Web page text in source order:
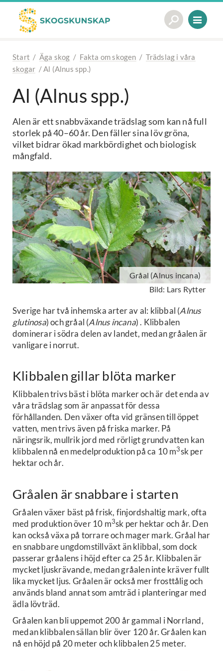
Start / Äga skog / Fakta om skogen / Trädslag i våra
skogar /Al (Alnus spp.)
Al (Alnus spp.)
Alen är ett snabbväxande trädslag som kan nå full
storlek på 40–60 år. Den fäller sina löv gröna,
vilket bidrar ökad markbördighet och biologisk
mångfald.
Gråal (Alnus incana)
Bild: Lars Rytter
Sverige har två inhemska arter av al: klibbal (Alnus
glutinosa) och gråal (Alnus incana) . Klibbalen
dominerar i södra delen av landet, medan gråalen är
vanligare i norrut.
Klibbalen gillar blöta marker
Klibbalen trivs bäst i blöta marker och är det enda av
våra trädslag som är anpassat för dessa
förhållanden. Den växer ofta vid gränsen till öppet
vatten, men trivs även på friska marker. På
näringsrik, mullrik jord med rörligt grundvatten kan
klibbalen nå en medelproduktion på ca 10 m3sk per
hektar och år.
Gråalen är snabbare i starten
Gråalen växer bäst på frisk, finjordshaltig mark, ofta
med produktion över 10 m3sk per hektar och år. Den
kan också växa på torrare och mager mark. Gråal har
en snabbare ungdomstillväxt än klibbal, som dock
passerar gråalens i höjd efter ca 25 år. Klibbalen är
mycket ljuskrävande, medan gråalen inte kräver fullt
lika mycket ljus. Gråalen är också mer frosttålig och
används bland annat som amträd i planteringar med
ädla lövträd.
Gråalen kan bli uppemot 200 år gammal i Norrland,
medan klibbalen sällan blir över 120 år. Gråalen kan
nå en höjd på 20 meter och klibbalen 25 meter.